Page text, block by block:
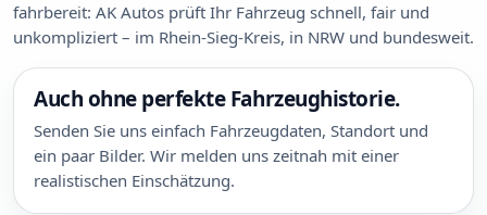
fahrbereit: AK Autos prüft Ihr Fahrzeug schnell, fair und
unkompliziert – im Rhein-Sieg-Kreis, in NRW und bundesweit.
Auch ohne perfekte Fahrzeughistorie.
Senden Sie uns einfach Fahrzeugdaten, Standort und
ein paar Bilder. Wir melden uns zeitnah mit einer
realistischen Einschätzung.